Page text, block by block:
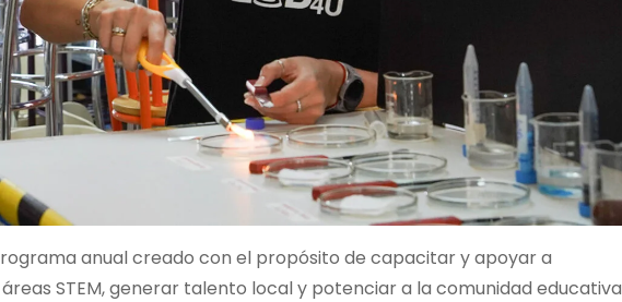
anual creado con el propósito de capacitar y apoyar a
STEM, generar talento local y potenciar a la comunidad educativa